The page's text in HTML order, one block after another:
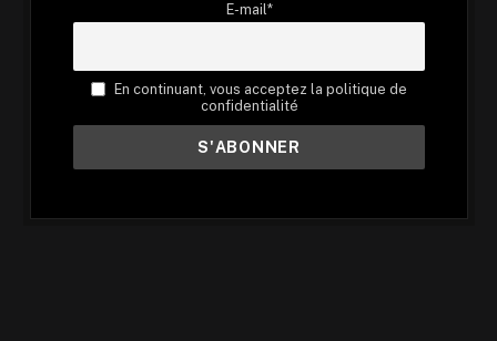
E-mail*
En continuant, vous acceptez la politique de
confidentialité